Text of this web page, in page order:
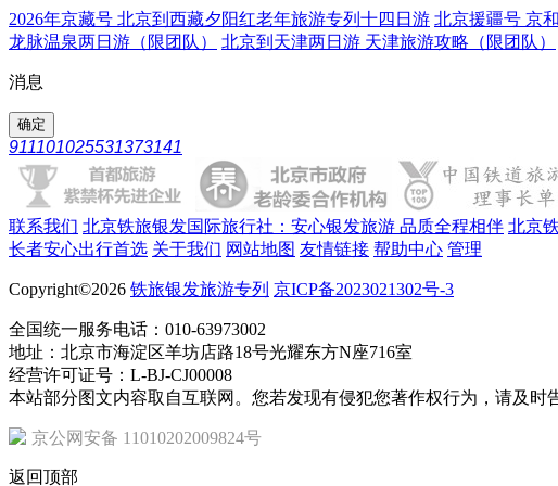
2026年京藏号 北京到西藏夕阳红老年旅游专列十四日游 北京援疆号 京
龙脉温泉两日游（限团队）
北京到天津两日游 天津旅游攻略（限团队）
消息
911101025531373141
联系我们 北京铁旅银发国际旅行社：安心银发旅游 品质全程相伴 北京
长者安心出行首选 关于我们 网站地图 友情链接 帮助中心 管理
Copyright©2026 铁旅银发旅游专列 京ICP备2023021302号-3
全国统一服务电话：010-63973002
地址：北京市海淀区羊坊店路18号光耀东方N座716室
经营许可证号：L-BJ-CJ00008
本站部分图文内容取自互联网。您若发现有侵犯您著作权行为，请及时
京公网安备 11010202009824号
返回顶部